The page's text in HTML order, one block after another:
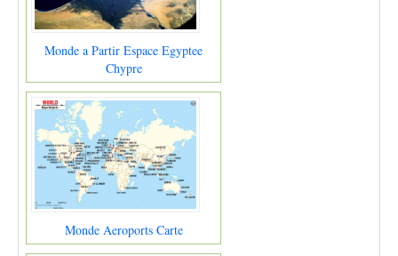
Monde a Partir Espace Egyptee
Chypre
Monde Aeroports Carte